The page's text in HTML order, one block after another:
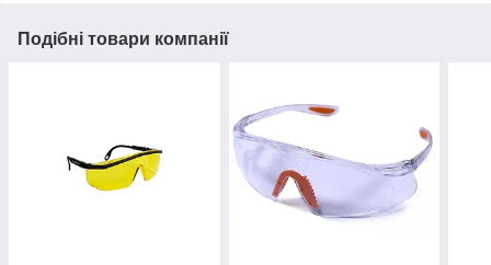
Подібні товари компанії